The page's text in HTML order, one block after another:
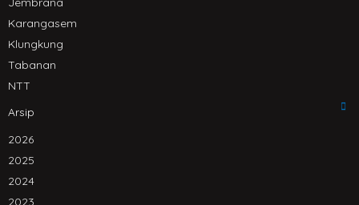
Karangasem
Klungkung
Tabanan
NTT
Arsip
2026
2025
2024
2023